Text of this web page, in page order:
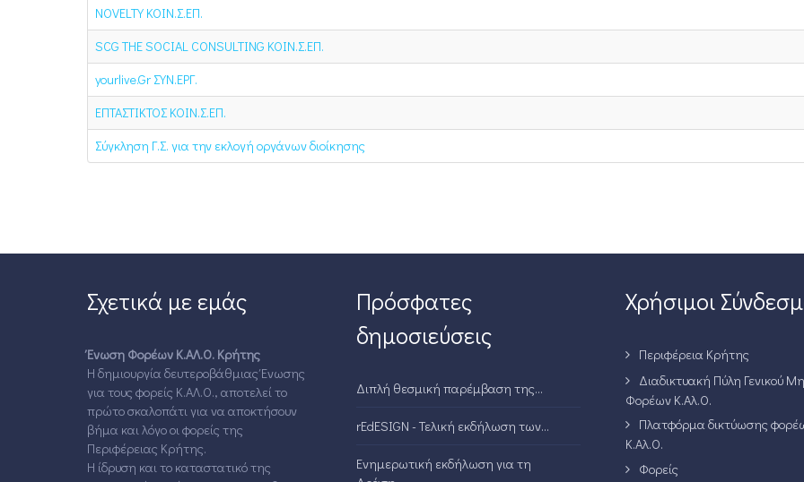
NOVELTY ΚΟΙΝ.Σ.ΕΠ.
SCG THE SOCIAL CONSULTING ΚΟΙΝ.Σ.ΕΠ.
yourlive.Gr ΣΥΝ.ΕΡΓ.
ΕΠΤΑΣΤΙΚΤΟΣ ΚΟΙΝ.Σ.ΕΠ.
Σύγκληση Γ.Σ. για την εκλογή οργάνων διοίκησης
Σχετικά με εμάς
Ένωση Φορέων Κ.ΑΛ.Ο. Κρήτης
Η δημιουργία δευτεροβάθμιας Ένωσης
για τους φορείς Κ.ΑΛ.Ο., αποτελεί το
πρώτο σκαλοπάτι για να αποκτήσουν
βήμα και λόγο οι φορείς της
Περιφέρειας Κρήτης.
Η ίδρυση και το καταστατικό της
Πρόσφατες
δημοσιεύσεις
Διπλή θεσμική παρέμβαση της...
rEdESIGN - Τελική εκδήλωση των...
Ενημερωτική εκδήλωση για τη
Χρήσιμοι
Περιφέρεια Κρήτης
Διαδικτυακή Πύλη Γενικού
Φορέων Κ.Αλ.Ο.
Πλατφόρμα δικτύωσης
Κ.Αλ.Ο.
Φορείς